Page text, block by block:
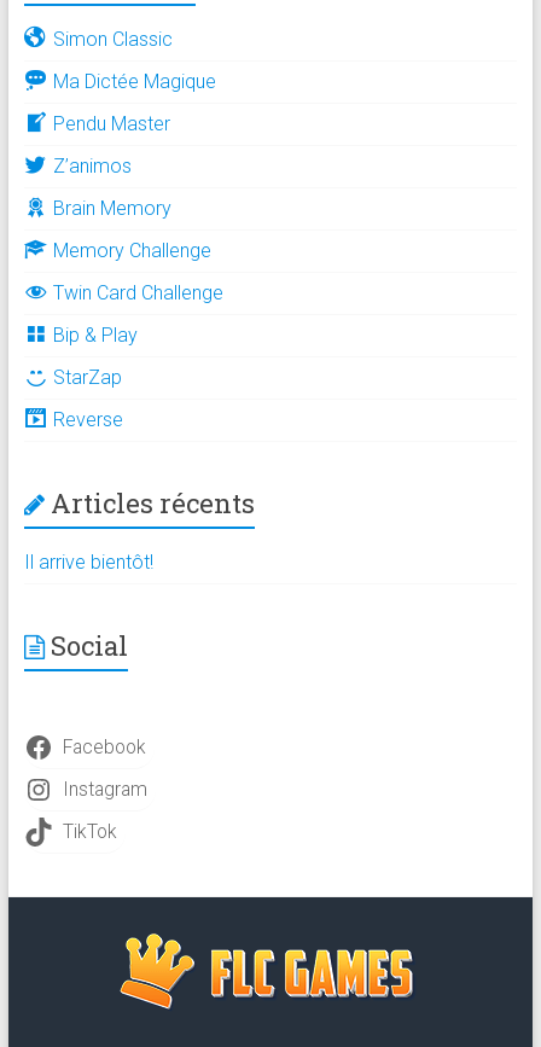
Simon Classic
Ma Dictée Magique
Pendu Master
Z’animos
Brain Memory
Memory Challenge
Twin Card Challenge
Bip & Play
StarZap
Reverse
Articles récents
Il arrive bientôt!
Social
Facebook
Instagram
TikTok